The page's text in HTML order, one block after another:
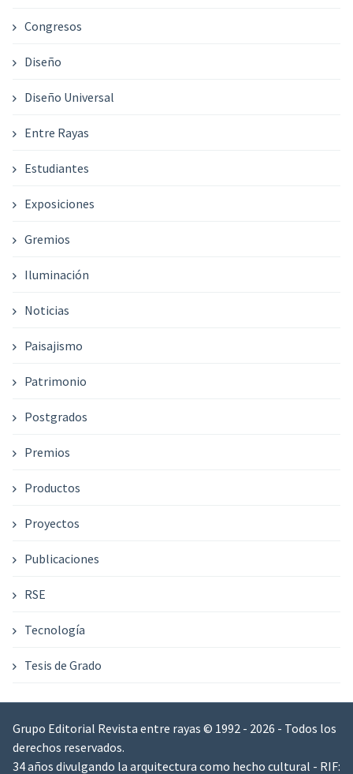
Congresos
Diseño
Diseño Universal
Entre Rayas
Estudiantes
Exposiciones
Gremios
Iluminación
Noticias
Paisajismo
Patrimonio
Postgrados
Premios
Productos
Proyectos
Publicaciones
RSE
Tecnología
Tesis de Grado
Grupo Editorial Revista entre rayas © 1992 - 2026 - Todos los
derechos reservados.
34 años divulgando la arquitectura como hecho cultural - RIF: